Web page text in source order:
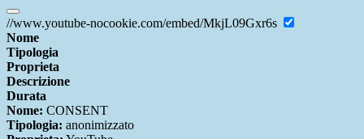
//www.youtube-nocookie.com/embed/MkjL09Gxr6s
Nome
Tipologia
Proprieta
Descrizione
Durata
Nome: CONSENT
Tipologia: anonimizzato